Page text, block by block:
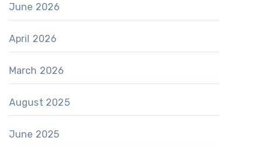
June 2026
April 2026
March 2026
August 2025
June 2025